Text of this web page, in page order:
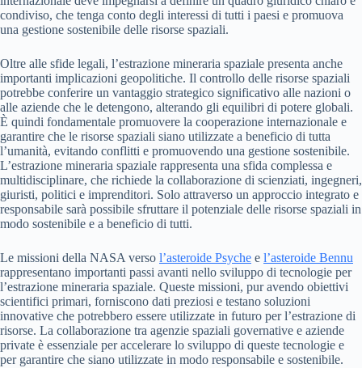
condiviso, che tenga conto degli interessi di tutti i paesi e promuova
una gestione sostenibile delle risorse spaziali.
Oltre alle sfide legali, l’estrazione mineraria spaziale presenta anche
importanti implicazioni geopolitiche. Il controllo delle risorse spaziali
potrebbe conferire un vantaggio strategico significativo alle nazioni o
alle aziende che le detengono, alterando gli equilibri di potere globali.
È quindi fondamentale promuovere la cooperazione internazionale e
garantire che le risorse spaziali siano utilizzate a beneficio di tutta
l’umanità, evitando conflitti e promuovendo una gestione sostenibile.
L’estrazione mineraria spaziale rappresenta una sfida complessa e
multidisciplinare, che richiede la collaborazione di scienziati, ingegneri,
giuristi, politici e imprenditori. Solo attraverso un approccio integrato e
responsabile sarà possibile sfruttare il potenziale delle risorse spaziali in
modo sostenibile e a beneficio di tutti.
Le missioni della NASA verso l’asteroide Psyche e l’asteroide Bennu
rappresentano importanti passi avanti nello sviluppo di tecnologie per
l’estrazione mineraria spaziale. Queste missioni, pur avendo obiettivi
scientifici primari, forniscono dati preziosi e testano soluzioni
innovative che potrebbero essere utilizzate in futuro per l’estrazione di
risorse. La collaborazione tra agenzie spaziali governative e aziende
private è essenziale per accelerare lo sviluppo di queste tecnologie e
per garantire che siano utilizzate in modo responsabile e sostenibile.